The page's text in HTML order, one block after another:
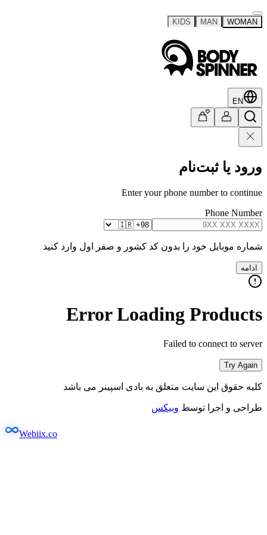
WOMAN
MAN
KIDS
EN
ورود یا ثبت‌نام
Enter your phone number to continue
Phone Number
شماره موبایل خود را بدون کد کشور و صفر اول وارد کنید
ادامه
Error Loading Products
Failed to connect to server
Try Again
کلیه حقوق این سایت متعلق به بادی اسپینر می باشد
طراحی و اجرا توسط وبیکس
Webiix.co